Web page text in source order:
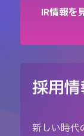
IR情報を
採用
新しい時代